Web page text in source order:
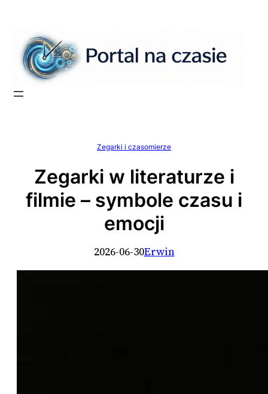
treści
Zegarki i czasomierze
Zegarki w literaturze i
filmie – symbole czasu i
emocji
2026-06-30Erwin